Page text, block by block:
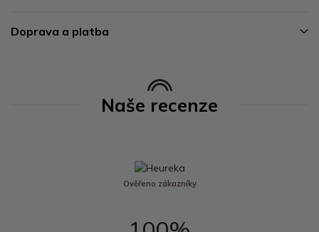
Doprava a platba
Naše recenze
Ověřeno zákazníky